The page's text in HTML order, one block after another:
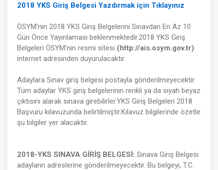
2018 YKS Giriş Belgesi Yazdırmak için Tıklayınız
ÖSYM'nin 2018 YKS Giriş Belgelerini Sınavdan En Az 10
Gün Önce Yayınlaması beklenmektedir.2018 YKS Giriş
Belgeleri ÖSYM'nin resmi sitesi (http://ais.osym.gov.tr)
internet adresinden duyurulacaktır.
Adaylara Sınav giriş belgesi postayla gönderilmeyecektir.
Tüm adaylar YKS giriş belgelerinin renkli ya da siyah beyaz
çıktısını alarak sınava girebilirler.YKS Giriş Belgeleri 2018
Başvuru kılavuzunda belirtilmiştir.Kılavuz bilgilerinde özetle
şu bilgiler yer alacaktır.
2018-YKS SINAVA GİRİŞ BELGESİ: Sınava Giriş Belgesi
adayların adreslerine gönderilmeyecektir. Bu belgeyi, T.C.